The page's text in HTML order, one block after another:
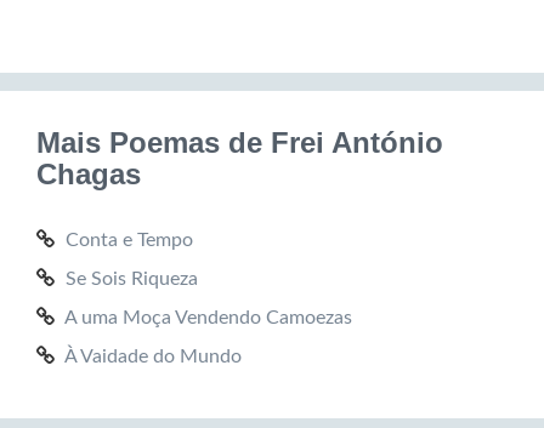
Mais Poemas de Frei António
Chagas
Conta e Tempo
Se Sois Riqueza
A uma Moça Vendendo Camoezas
À Vaidade do Mundo